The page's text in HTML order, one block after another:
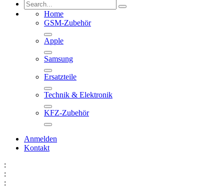
Home
GSM-Zubehör
Apple
Samsung
Ersatzteile
Technik & Elektronik
KFZ-Zubehör
Anmelden
Kontakt
:
:
: